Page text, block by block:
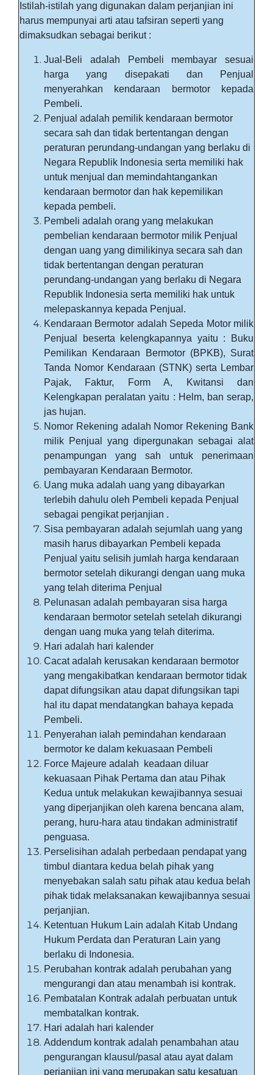
Istilah-istilah yang digunakan dalam perjanjian ini
harus mempunyai arti atau tafsiran seperti yang
dimaksudkan sebagai berikut :
Jual-Beli adalah Pembeli membayar sesuai
harga yang disepakati dan Penjual
menyerahkan kendaraan bermotor kepada
Pembeli.
Penjual adalah pemilik kendaraan bermotor
secara sah dan tidak bertentangan dengan
peraturan perundang-undangan yang berlaku di
Negara Republik Indonesia serta memiliki hak
untuk menjual dan memindahtangankan
kendaraan bermotor dan hak kepemilikan
kepada pembeli.
Pembeli adalah orang yang melakukan
pembelian kendaraan bermotor milik Penjual
dengan uang yang dimilikinya secara sah dan
tidak bertentangan dengan peraturan
perundang-undangan yang berlaku di Negara
Republik Indonesia serta memiliki hak untuk
melepaskannya kepada Penjual.
Kendaraan Bermotor adalah Sepeda Motor milik
Penjual beserta kelengkapannya yaitu : Buku
Pemilikan Kendaraan Bermotor (BPKB), Surat
Tanda Nomor Kendaraan (STNK) serta Lembar
Pajak, Faktur, Form A, Kwitansi dan
Kelengkapan peralatan yaitu : Helm, ban serap,
jas hujan.
Nomor Rekening adalah Nomor Rekening Bank
milik Penjual yang dipergunakan sebagai alat
penampungan yang sah untuk penerimaan
pembayaran Kendaraan Bermotor.
Uang muka adalah uang yang dibayarkan
terlebih dahulu oleh Pembeli kepada Penjual
sebagai pengikat perjanjian .
Sisa pembayaran adalah sejumlah uang yang
masih harus dibayarkan Pembeli kepada
Penjual yaitu selisih jumlah harga kendaraan
bermotor setelah dikurangi dengan uang muka
yang telah diterima Penjual
Pelunasan adalah pembayaran sisa harga
kendaraan bermotor setelah setelah dikurangi
dengan uang muka yang telah diterima.
Hari adalah hari kalender
Cacat adalah kerusakan kendaraan bermotor
yang mengakibatkan kendaraan bermotor tidak
dapat difungsikan atau dapat difungsikan tapi
hal itu dapat mendatangkan bahaya kepada
Pembeli.
Penyerahan ialah pemindahan kendaraan
bermotor ke dalam kekuasaan Pembeli
Force Majeure adalah keadaan diluar
kekuasaan Pihak Pertama dan atau Pihak
Kedua untuk melakukan kewajibannya sesuai
yang diperjanjikan oleh karena bencana alam,
perang, huru-hara atau tindakan administratif
penguasa.
Perselisihan adalah perbedaan pendapat yang
timbul diantara kedua belah pihak yang
menyebakan salah satu pihak atau kedua belah
pihak tidak melaksanakan kewajibannya sesuai
perjanjian.
Ketentuan Hukum Lain adalah Kitab Undang
Hukum Perdata dan Peraturan Lain yang
berlaku di Indonesia.
Perubahan kontrak adalah perubahan yang
mengurangi dan atau menambah isi kontrak.
Pembatalan Kontrak adalah perbuatan untuk
membatalkan kontrak.
Hari adalah hari kalender
Addendum kontrak adalah penambahan atau
pengurangan klausul/pasal atau ayat dalam
perjanjian ini yang merupakan satu kesatuan